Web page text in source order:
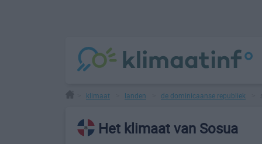
klimaat landen de dominicaanse republiek
Het klimaat van Sosua